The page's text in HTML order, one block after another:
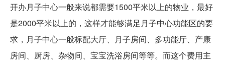
开办月子中心一般来说都需要1500平米以上的物业，最好
是2000平米以上的，这样才能够满足月子中心功能区的要
求，月子中心一般标配大厅、月子房间、多功能厅、产康
房间、厨房、杂物间、宝宝洗浴房间等等。而这个费用主